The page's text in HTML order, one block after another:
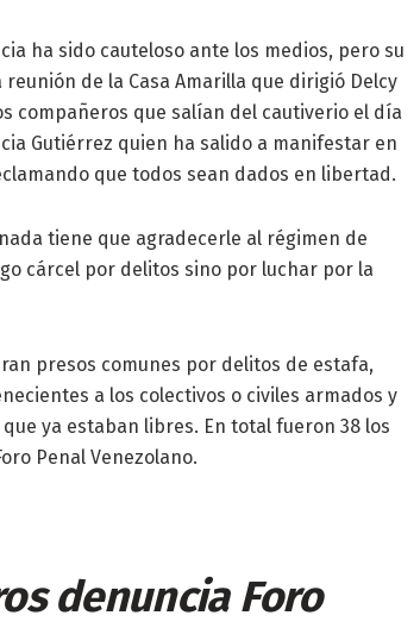
ha sido cauteloso ante los medios, pero su
de la Casa Amarilla que dirigió Delcy
compañeros que salían del cautiverio el día
Gutiérrez quien ha salido a manifestar en
que todos sean dados en libertad.
tiene que agradecerle al régimen de
cárcel por delitos sino por luchar por la
presos comunes por delitos de estafa,
a los colectivos o civiles armados y
ya estaban libres. En total fueron 38 los
Penal Venezolano.
denuncia Foro